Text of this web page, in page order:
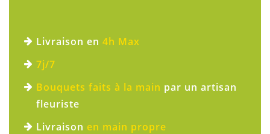
Livraison en 4h Max
7j/7
Bouquets faits à la main par un artisan
fleuriste
Livraison en main propre